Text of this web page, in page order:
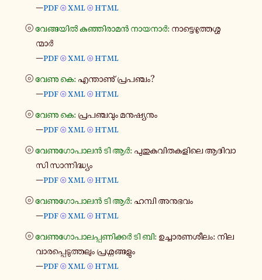
—pdf ⦾ xml ⦾ html
⦾വേ​ങ്ങ​യിൽ കു​ഞ്ഞി​രാ​മൻ നാ​യ​നാർ: നാ​ട്ടെ​ഴു​ത്ത​ശ്ശ​
ന്മാർ
—pdf ⦾ xml ⦾ html
⦾വേണു കെ: എന്താ​ണു് പ്ര​പ​ഞ്ചം?
—pdf ⦾ xml ⦾ html
⦾വേണു കെ: പ്ര​പ​ഞ്ച​വും മനു​ഷ്യ​നും
—pdf ⦾ xml ⦾ html
⦾വേ​ണു​ഗോ​പാ​ലൻ ടി ആർ: പു​തു​ക​വി​ത​ക​ളി​ലെ ആദി​വാ​
സി സാ​ന്നി​ദ്ധ്യം
—pdf ⦾ xml ⦾ html
⦾വേ​ണു​ഗോ​പാ​ലൻ ടി ആർ: ഹമ്പി അനു​ഭ​വം
—pdf ⦾ xml ⦾ html
⦾വേ​ണു​ഗോ​പാ​ല​പ്പ​ണി​ക്കർ ടി ബി: ഉച്ചാ​ര​ണ​ശീ​ലം: നി​ല​
വാ​ര​പ്പെ​ടു​ത്ത​ലും പ്ര​ശ്ന​ങ്ങ​ളും
—pdf ⦾ xml ⦾ html